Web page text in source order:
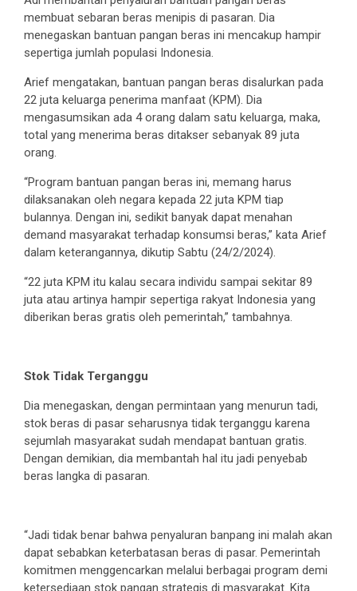
membuat sebaran beras menipis di pasaran. Dia
menegaskan bantuan pangan beras ini mencakup hampir
sepertiga jumlah populasi Indonesia.
Arief mengatakan, bantuan pangan beras disalurkan pada
22 juta keluarga penerima manfaat (KPM). Dia
mengasumsikan ada 4 orang dalam satu keluarga, maka,
total yang menerima beras ditakser sebanyak 89 juta
orang.
“Program bantuan pangan beras ini, memang harus
dilaksanakan oleh negara kepada 22 juta KPM tiap
bulannya. Dengan ini, sedikit banyak dapat menahan
demand masyarakat terhadap konsumsi beras,” kata Arief
dalam keterangannya, dikutip Sabtu (24/2/2024).
“22 juta KPM itu kalau secara individu sampai sekitar 89
juta atau artinya hampir sepertiga rakyat Indonesia yang
diberikan beras gratis oleh pemerintah,” tambahnya.
Stok Tidak Terganggu
Dia menegaskan, dengan permintaan yang menurun tadi,
stok beras di pasar seharusnya tidak terganggu karena
sejumlah masyarakat sudah mendapat bantuan gratis.
Dengan demikian, dia membantah hal itu jadi penyebab
beras langka di pasaran.
“Jadi tidak benar bahwa penyaluran banpang ini malah akan
dapat sebabkan keterbatasan beras di pasar. Pemerintah
komitmen menggencarkan melalui berbagai program demi
ketersediaan stok pangan strategis di masyarakat. Kita